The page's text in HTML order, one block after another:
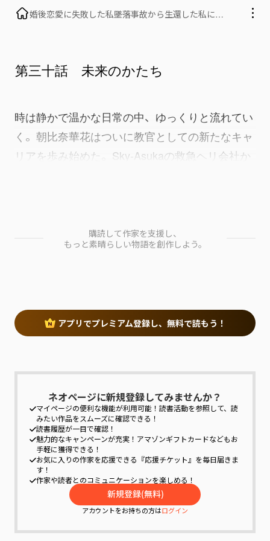
婚後恋愛に失敗した私――墜落事故から生還した私に、
第三十話 未来のかたち
時は静かで温かな日常の中、ゆっくりと流れてい
く。朝比奈華花はついに教官としての新たなキャ
リアを歩み始めた。Sky-Asukaの救急ヘリ会社か
るという責任感があった。そして何より、この仕
事は比較的安定したリズムで、家族と過ごす時間
購読して作家を支援し、
もっと素晴らしい物語を創作しよう。
アプリでプレミアム登録し、無料で読もう！
ネオページに新規登録してみませんか？
マイページの便利な機能が利用可能！ 読書活動を参照して、読
みたい作品をスムーズに確認できる！
読書履歴が一目で確認！
魅力的なキャンペーンが充実！ アマゾンギフトカードなどもお
手軽に獲得できる！
お気に入りの作家を応援できる『応援チケット』を毎日届きま
す！
作家や読者とのコミュニケーションを楽しめる！
アカウントをお持ちの方はログイン